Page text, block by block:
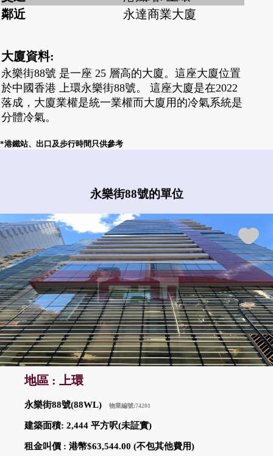
鄰近
永達商業大廈
大廈資料:
永樂街88號 是一座 25 層高的大廈。這座大廈位置
於中國香港 上環永樂街88號。 這座大廈是在2022
落成，大廈業權是統一業權而大廈用的冷氣系統是
分體冷氣。
*港鐵站、出口及步行時間只供參考
永樂街88號的單位
地區 : 上環
永樂街88號(88WL) 物業編號:74201
建築面積: 2,444 平方呎(未証實)
租金叫價 : 港幣$63,544.00 (不包其他費用)